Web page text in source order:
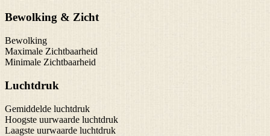
Bewolking & Zicht
Bewolking
Maximale Zichtbaarheid
Minimale Zichtbaarheid
Luchtdruk
Gemiddelde luchtdruk
Hoogste uurwaarde luchtdruk
Laagste uurwaarde luchtdruk